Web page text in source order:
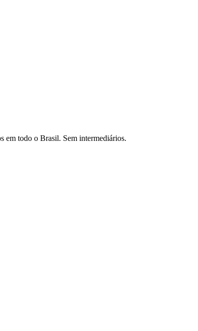
em todo o Brasil. Sem intermediários.